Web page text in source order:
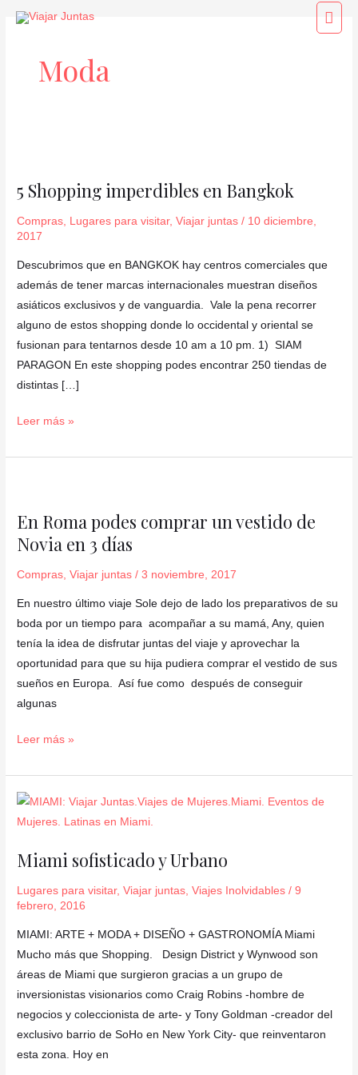
Moda
5 Shopping imperdibles en Bangkok
Compras Lugares para visitar,Viajar juntas / 10 diciembre,
2017
Descubrimos que en BANGKOK hay centros comerciales que
además de tener marcas internacionales muestran diseños
asiáticos exclusivos y de vanguardia. Vale la pena recorrer
alguno de estos shopping donde lo occidental y oriental se
fusionan para tentarnos desde 10 am a 10 pm. 1) SIAM
PARAGON En este shopping podes encontrar 250 tiendas de
distintas […]
imperdibles
Bangkok
Leer más »
En Roma podes comprar un vestido de
Novia en 3 días
Compras ,Viajar juntas /3 noviembre, 2017
En nuestro último viaje Sole dejo de lado los preparativos de su
boda por un tiempo para acompañar a su mamá, Any, quien
tenía la idea de disfrutar juntas del viaje y aprovechar la
oportunidad para que su hija pudiera comprar el vestido de sus
sueños en Europa. Así fue como después de conseguir
algunas
podes
comprar
vestido
de
Novia
en
3
días
Leer más »
Miami sofisticado y Urbano
Lugares para visitar,Viajar juntas ,Viajes Inolvidables /9
febrero, 2016
MIAMI: ARTE + MODA + DISEÑO + GASTRONOMÍA Miami
Mucho más que Shopping. Design District y Wynwood son
áreas de Miami que surgieron gracias a un grupo de
inversionistas visionarios como Craig Robins -hombre de
negocios y coleccionista de arte- y Tony Goldman -creador del
exclusivo barrio de SoHo en New York City- que reinventaron
esta zona. Hoy en
Miami
sofisticado
Urbano